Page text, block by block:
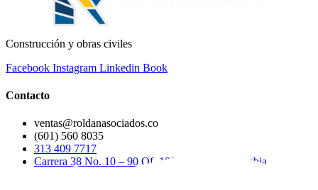
Construcción y obras civiles
Facebook Instagram Linkedin Book
Contacto
ventas@roldanasociados.co
(601) 560 8035
313 409 7717
Carrera 38 No. 10 – 90 Of. 1082 Bogotá, Colombia